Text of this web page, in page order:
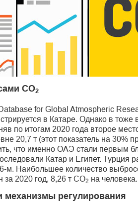
СО2
for Global Atmospheric
в Катаре. Однако в
по итогам 2020 года второе
20,7 т (этот показатель на
что именно ОАЭ стали первым
Катар и Египет. Турция
м. Наибольшее количество
2020 год, 8,26 т СО2 на человека.
механизмы регулирования